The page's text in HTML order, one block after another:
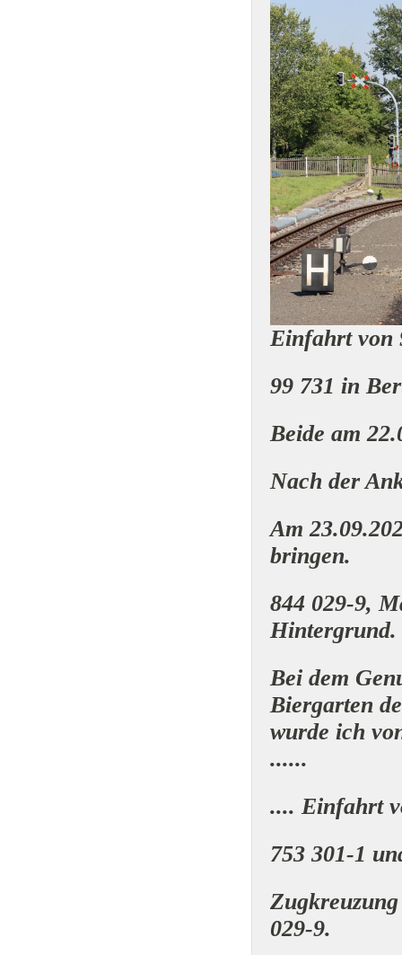
Einfahrt von
99 731 in
Beide am
Nach der
Am
bringen.
844 029-9,
Hintergrund.
Bei dem
Biergarten
wurde ich
......
.... Einfahrt
753 301-1
029-9.